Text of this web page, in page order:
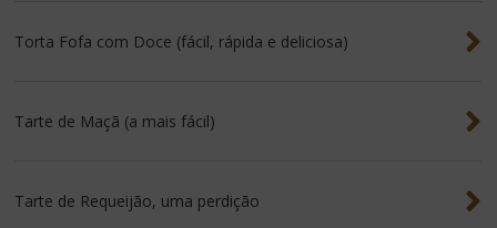
Torta Fofa com Doce (fácil, rápida e deliciosa)
Tarte de Maçã (a mais fácil)
Tarte de Requeijão, uma perdição